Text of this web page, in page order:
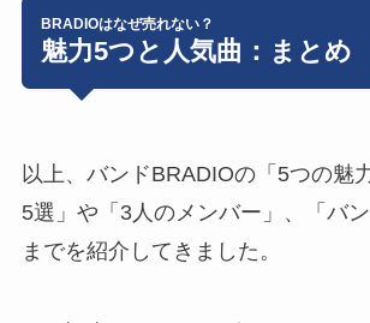
BRADIOはなぜ売れない？
魅力5つと人気曲：まとめ
以上、バンドBRADIOの「5つの魅
5選」や「3人のメンバー」、「バン
までを紹介してきました。